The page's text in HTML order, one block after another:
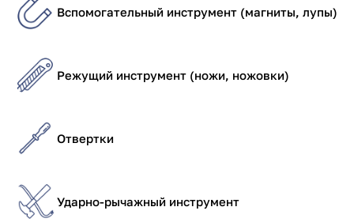
Вспомогательный инструмент (магниты, лупы)
Режущий инструмент (ножи, ножовки)
Отвертки
Ударно-рычажный инструмент